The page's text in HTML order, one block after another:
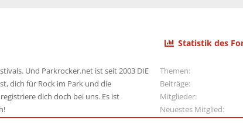
Und Parkrocker.net ist seit 2003 DIE
dich für Rock im Park und die
dich doch bei uns. Es ist
Statistik des
Themen
Beiträge
Mitglieder
Neuestes Mitglied